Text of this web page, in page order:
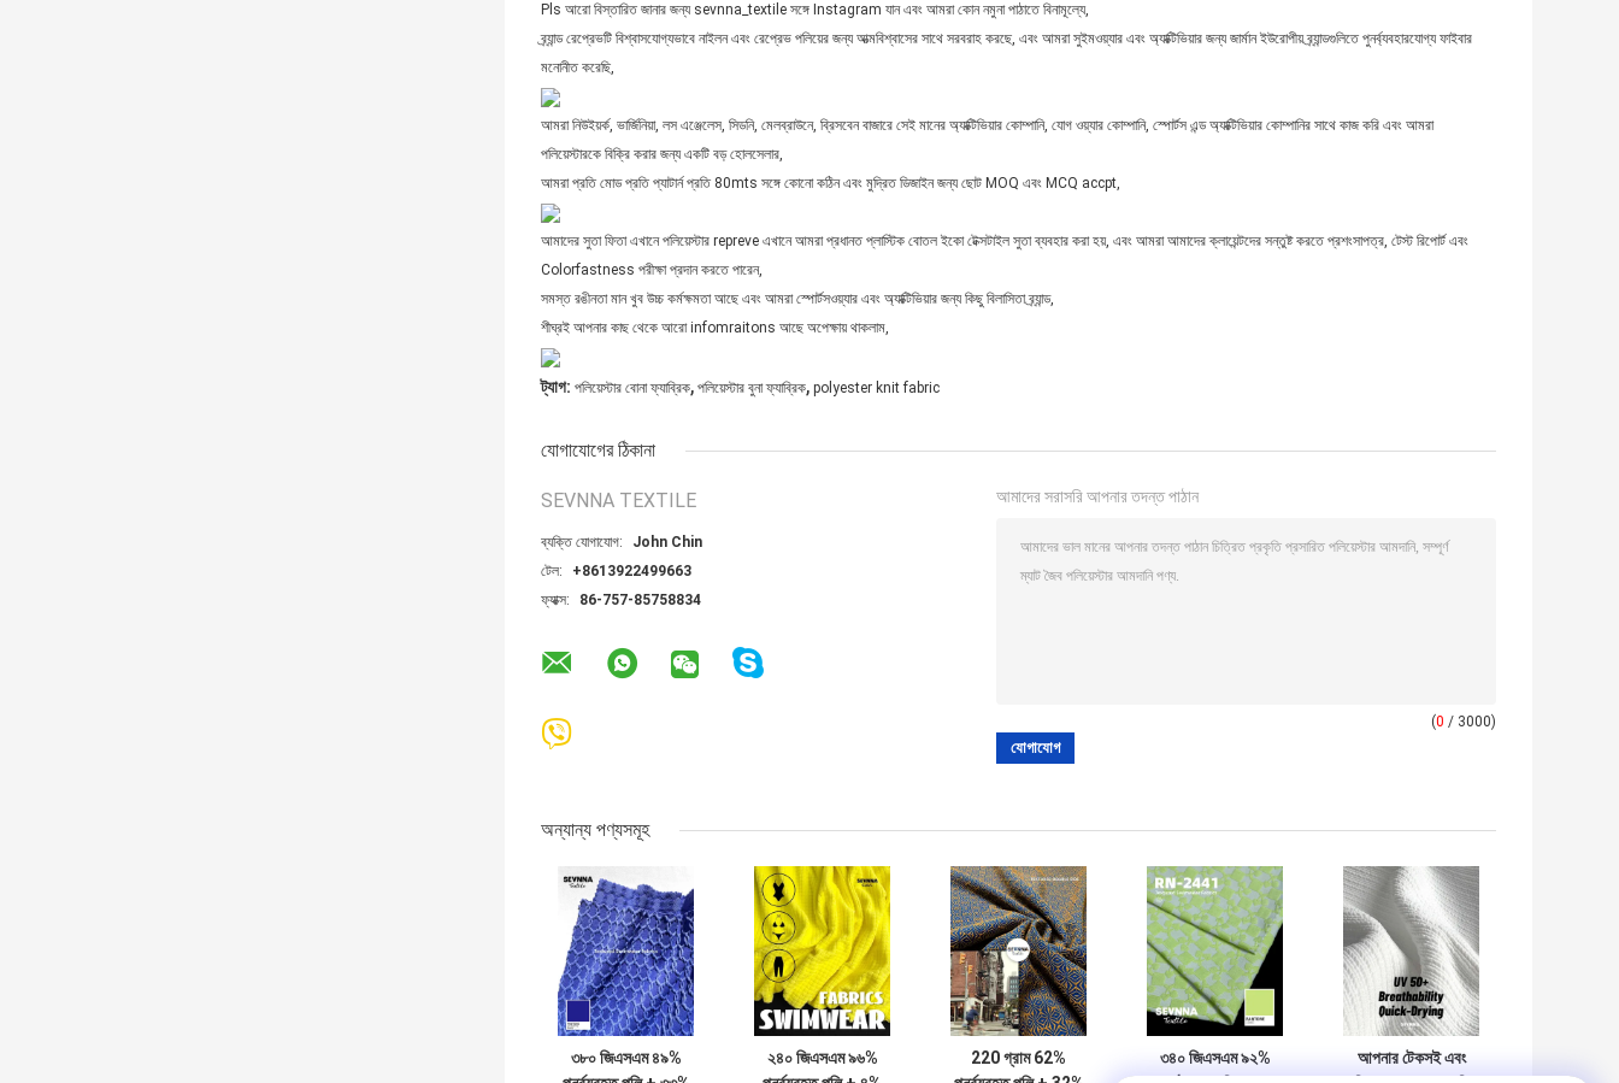
Pls আরো বিস্তারিত জানার জন্য sevnna_textile সঙ্গে Instagram যান এবং আমরা কোন নমুনা পাঠাতে বিনামূল্যে,
ব্র্যান্ড রেপ্রেভটি বিশ্বাসযোগ্যভাবে নাইলন এবং রেপ্রেভ পলিয়ের জন্য আত্মবিশ্বাসের সাথে সরবরাহ করছে, এবং আমরা সুইমওয়্যার এবং অ্যাক্টিভিয়ার জন্য জার্মান ইউরোপীয় ব্র্যান্ডগুলিতে পুনর্ব্যবহারযোগ্য ফাইবার
মনোনীত করেছি,
আমরা নিউইয়র্ক, ভার্জিনিয়া, লস এঞ্জেলেস, সিডনি, মেলব্রাউনে, ব্রিসবেন বাজারে সেই মানের অ্যাক্টিভিয়ার কোম্পানি, যোগ ওয়্যার কোম্পানি, স্পোর্টস এন্ড অ্যাক্টিভিয়ার কোম্পানির সাথে কাজ করি এবং আমরা
পলিয়েস্টারকে বিক্রি করার জন্য একটি বড় হোলসেলার,
আমরা প্রতি মোড প্রতি প্যাটার্ন প্রতি 80mts সঙ্গে কোনো কঠিন এবং মুদ্রিত ডিজাইন জন্য ছোট MOQ এবং MCQ accpt,
আমাদের সুতা ফিতা এখানে পলিয়েস্টার repreve এখানে আমরা প্রধানত প্লাস্টিক বোতল ইকো টেক্সটাইল সুতা ব্যবহার করা হয়, এবং আমরা আমাদের ক্লায়েন্টদের সন্তুষ্ট করতে প্রশংসাপত্র, টেস্ট রিপোর্ট এবং
Colorfastness পরীক্ষা প্রদান করতে পারেন,
সমস্ত রঙীনতা মান খুব উচ্চ কর্মক্ষমতা আছে এবং আমরা স্পোর্টসওয়্যার এবং অ্যাক্টিভিয়ার জন্য কিছু বিলাসিতা ব্র্যান্ড,
শীঘ্রই আপনার কাছ থেকে আরো infomraitons আছে অপেক্ষায় থাকলাম,
ট্যাগ: পলিয়েস্টার বোনা ফ্যাব্রিক, পলিয়েস্টার বুনা ফ্যাব্রিক, polyester knit fabric
যোগাযোগের ঠিকানা
SEVNNA TEXTILE
ব্যক্তি যোগাযোগ:
John Chin
টেল:
+8613922499663
ফ্যাক্স:
86-757-85758834
আমাদের সরাসরি আপনার তদন্ত পাঠান
(0 / 3000)
অন্যান্য পণ্যসমূহ
৩৮০ জিএসএম ৪৯%
২৪০ জিএসএম ৯৬%
220 গ্রাম 62%
৩৪০ জিএসএম ৯২%
আপনার টেকসই এবং